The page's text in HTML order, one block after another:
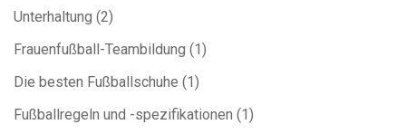
Unterhaltung (2)
Frauenfußball-Teambildung (1)
Die besten Fußballschuhe (1)
Fußballregeln und -spezifikationen (1)